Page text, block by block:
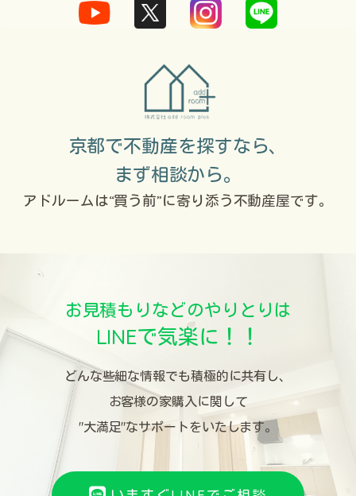
京都で不動産を探すなら、
まず相談から。
アドルームは“買う前”に寄り添う不動産屋です。
お見積もりなどのやりとりは
LINEで気楽に！！
どんな些細な情報でも積極的に共有し、
お客様の家購入に関して
"大満足"なサポートをいたします。